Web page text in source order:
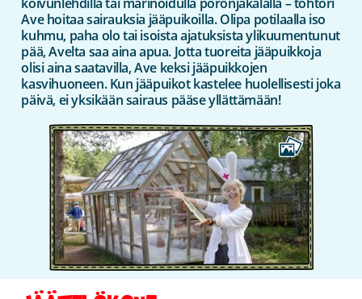
Ave hoitaa sairauksia jääpuikoilla. Olipa potilaalla iso
kuhmu, paha olo tai isoista ajatuksista ylikuumentunut
pää, Avelta saa aina apua. Jotta tuoreita jääpuikkoja
olisi aina saatavilla, Ave keksi jääpuikkojen
kasvihuoneen. Kun jääpuikot kastelee huolellisesti joka
päivä, ei yksikään sairaus pääse yllättämään!